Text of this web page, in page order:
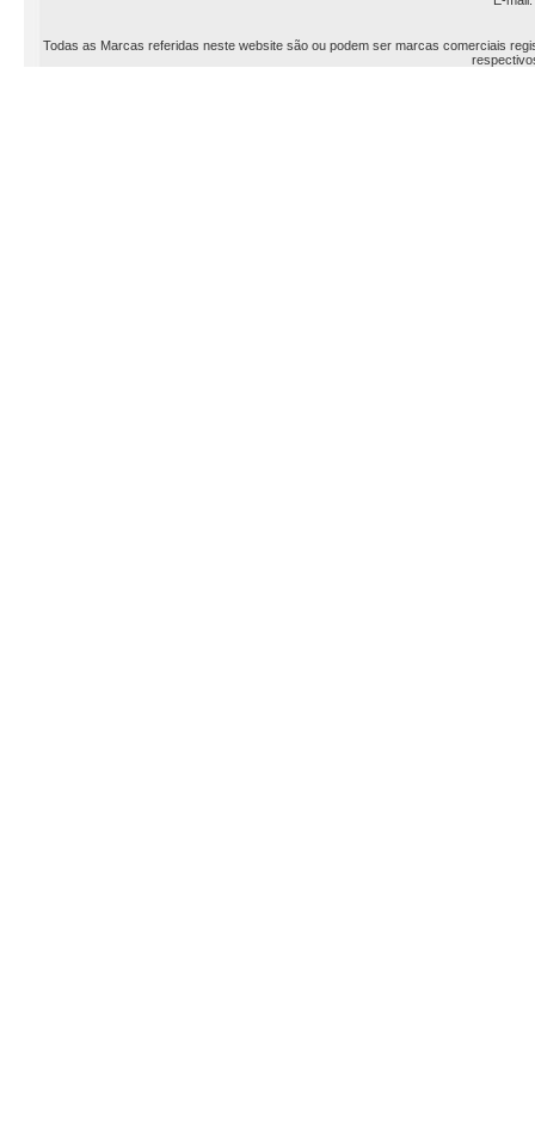
Todas as Marcas referidas neste website são ou podem ser marcas comerciais